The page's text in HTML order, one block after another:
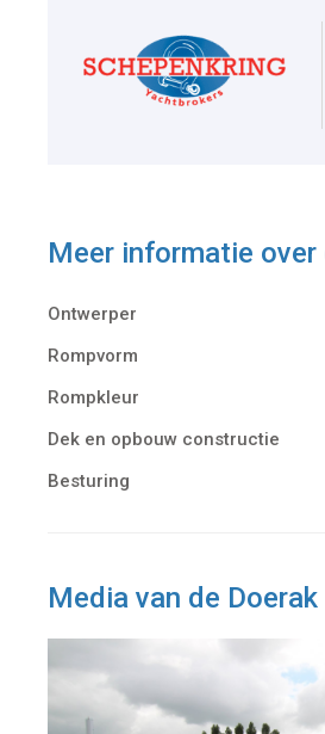
Meer informatie over
Ontwerper
Rompvorm
Rompkleur
Dek en opbouw constructie
Besturing
Media van de Doerak